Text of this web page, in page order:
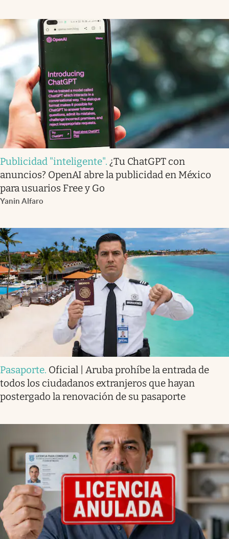
Publicidad "inteligente". ¿Tu ChatGPT con
anuncios? OpenAI abre la publicidad en México
para usuarios Free y Go
Yanin Alfaro
Pasaporte. Oficial | Aruba prohíbe la entrada de
todos los ciudadanos extranjeros que hayan
postergado la renovación de su pasaporte